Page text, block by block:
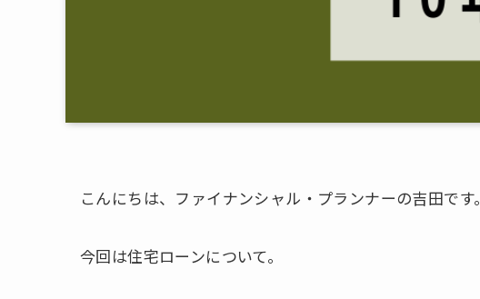
こんにちは、ファイナンシャル・プランナーの吉田です。
今回は住宅ローンについて。